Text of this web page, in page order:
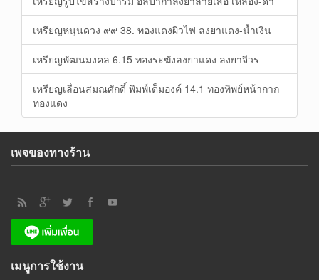
เหรียญหนุนดวง ๙๙ 38. ทองแดงผิวไฟ ลงยาแดง-น้ำเงิน
เหรียญพัฒนมงคล 6.15 ทองระฆังลงยาแดง ลงยาจีวร
เหรียญเลื่อนสมณศักดิ์ พิมพ์เต็มองค์ 14.1 ทองทิพย์หน้ากาก
ทองแดง
เพจของทางร้าน
เมนูการใช้งาน